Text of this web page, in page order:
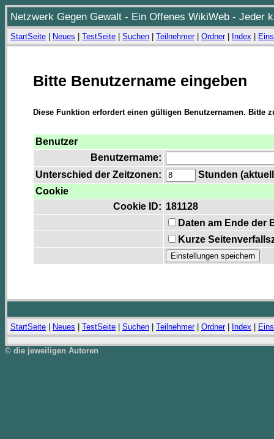
Netzwerk Gegen Gewalt - Ein Offenes WikiWeb - Jeder
StartSeite Neues TestSeite Suchen Teilnehmer| Ordner| Index
Bitte Benutzername eingeben
Diese Funktion erfordert einen gültigen Benutzernamen. Bitte
Benutzer
Benutzername:
Unterschied der Zeitzonen:
Stunden
Cookie
Cookie ID: 181128
Daten am Ende der
Kurze
StartSeite Neues TestSeite Suchen Teilnehmer| Ordner| Index
© die jeweiligen Autoren